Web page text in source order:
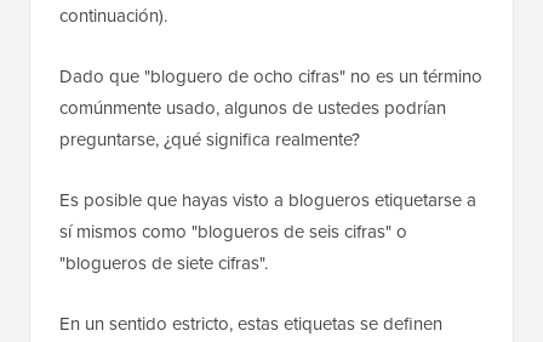
continuación).
Dado que "bloguero de ocho cifras" no es un término
comúnmente usado, algunos de ustedes podrían
preguntarse, ¿qué significa realmente?
Es posible que hayas visto a blogueros etiquetarse a
sí mismos como "blogueros de seis cifras" o
"blogueros de siete cifras".
En un sentido estricto, estas etiquetas se definen